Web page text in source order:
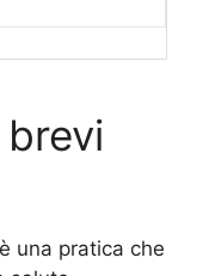
una pratica che